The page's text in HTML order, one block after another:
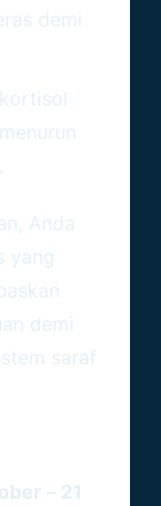
demi
Anda
yang
demi
saraf
– 21